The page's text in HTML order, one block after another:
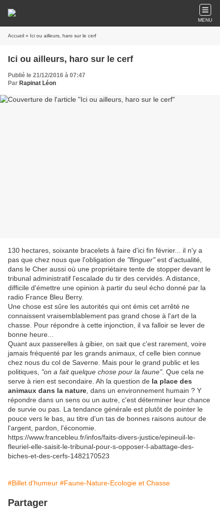
MENU
Accueil » Ici ou ailleurs, haro sur le cerf
Ici ou ailleurs, haro sur le cerf
Publié le 21/12/2016 à 07:47
Par Rapinat Léon
130 hectares, soixante bracelets à faire d'ici fin février... il n'y a
pas que chez nous que l'obligation de "flinguer"est d'actualité,
dans le Cher aussi où une propriétaire tente de stopper devant le
tribunal administratif l'escalade du tir des cervidés. A distance,
difficile d'émettre une opinion à partir du seul écho donné par la
radio France Bleu Berry.
Une chose est sûre les autorités qui ont émis cet arrêté ne
connaissent vraisemblablement pas grand chose à l'art de la
chasse. Pour répondre à cette injonction, il va falloir se lever de
bonne heure...
Quant aux passerelles à gibier, on sait que c'est rarement, voire
jamais fréquenté par les grands animaux, cf celle bien connue
chez nous du col de Saverne. Mais pour le grand public et les
politiques, "on a fait quelque chose pour la faune". Que cela ne
serve à rien est secondaire. Ah la question de la place des
animaux dans la nature , dans un environnement humain ? Y
répondre dans un sens ou un autre, c'est déterminer leur chance
de survie ou pas. La tendance générale est plutôt de pointer le
pouce vers le bas, au titre d'un tas de bonnes raisons autour de
l'argent, pardon, l'économie.
https://www.francebleu.fr/infos/faits-divers-justice/epineuil-le-
fleuriel-elle-saisit-le-tribunal-pour-s-opposer-l-abattage-des-
biches-et-des-cerfs-1482170523
#Billet d'humeur #Faune-Nature-Ecologie et Chasse
Partager